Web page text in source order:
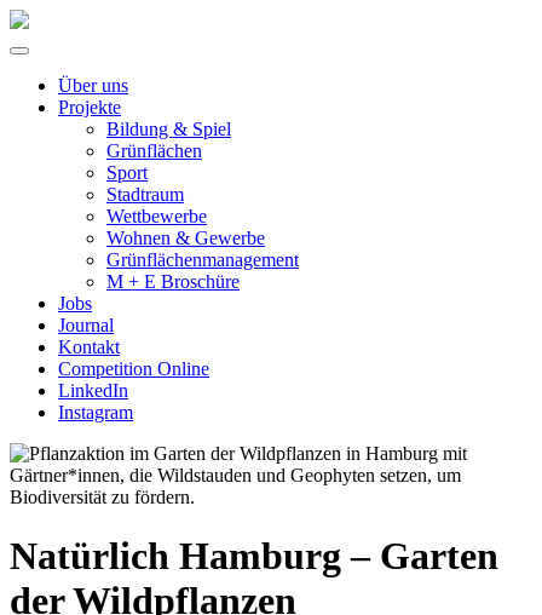
Über uns
Projekte
Bildung & Spiel
Grünflächen
Sport
Stadtraum
Wettbewerbe
Wohnen & Gewerbe
Grünflächenmanagement
M + E Broschüre
Jobs
Journal
Kontakt
Competition Online
LinkedIn
Instagram
Natürlich Hamburg – Garten
der Wildpflanzen